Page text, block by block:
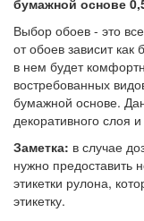
бумажной основе
Выбор обоев - это
от обоев зависит
в нем будет
востребованных
бумажной основе.
декоративного слоя
Заметка: в случае
нужно предоставить
этикетки рулона,
этикетку.